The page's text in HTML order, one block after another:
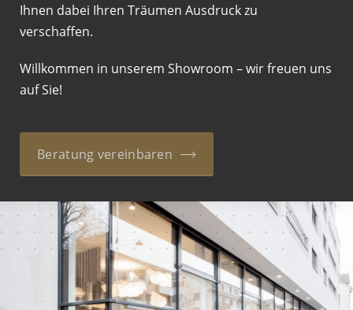
Ihnen dabei Ihren Träumen Ausdruck zu
verschaffen.
Willkommen in unserem Showroom – wir freuen uns
auf Sie!
Beratung vereinbaren